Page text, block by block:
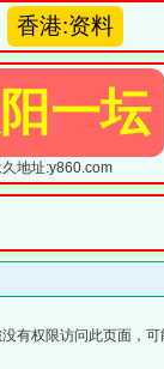
香港:资料
一坛
地址:y860.com
有权限访问此页面，